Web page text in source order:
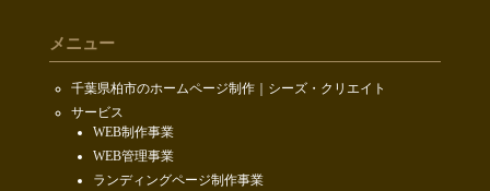
メニュー
千葉県柏市のホームページ制作｜シーズ・クリエイト
サービス
WEB制作事業
WEB管理事業
ランディングページ制作事業